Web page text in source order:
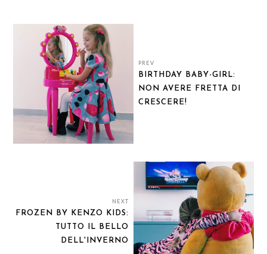
PREV
BIRTHDAY BABY-GIRL:
NON AVERE FRETTA DI
CRESCERE!
NEXT
FROZEN BY KENZO KIDS:
TUTTO IL BELLO
DELL'INVERNO